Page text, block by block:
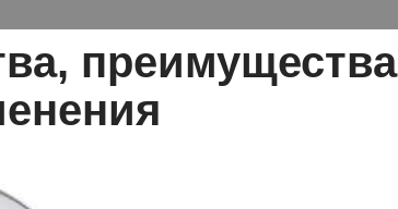
преимущества